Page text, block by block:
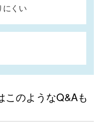
にくい
このようなQ&Aも